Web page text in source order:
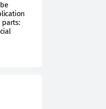
parts: